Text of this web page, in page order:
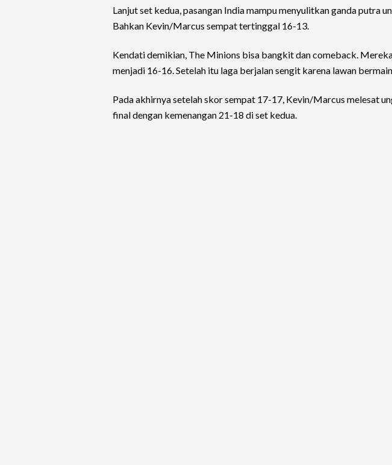
Lanjut set kedua, pasangan India mampu menyulitkan ganda putra
Bahkan Kevin/Marcus sempat tertinggal 16-13.
Kendati demikian, The Minions bisa bangkit dan comeback.
menjadi 16-16. Setelah itu laga berjalan sengit karena lawan
Pada akhirnya setelah skor sempat 17-17, Kevin/Marcus melesat
final dengan kemenangan 21-18 di set kedua.